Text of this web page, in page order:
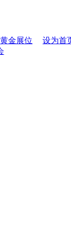
黄金展位
设为首